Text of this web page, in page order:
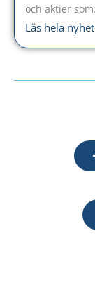
och aktier
Läs hela